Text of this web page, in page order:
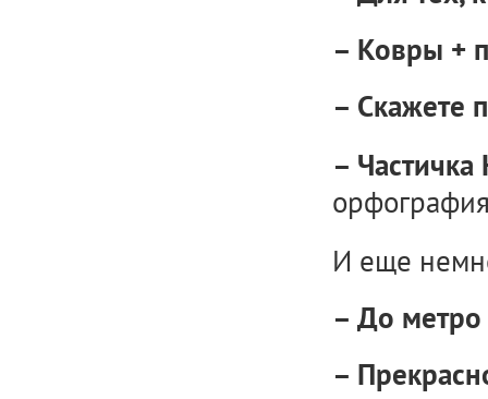
– Ковры +
– Скажете
–
И еще
– До
–